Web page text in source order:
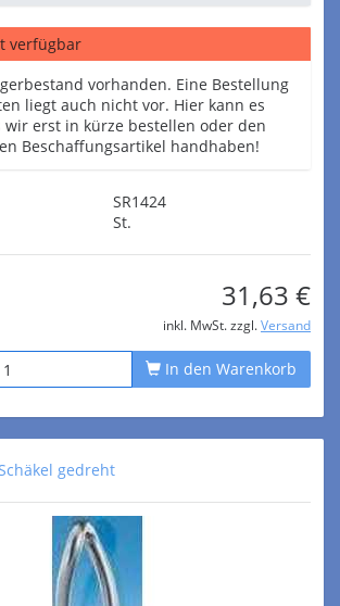
verfügbar
vorhanden. Eine Bestellung
liegt auch nicht vor. Hier kann es
wir erst in kürze bestellen oder den
Beschaffungsartikel handhaben!
SR1424
St.
31,63 €
inkl. MwSt. zzgl. Versand
In den Warenkorb
gedreht